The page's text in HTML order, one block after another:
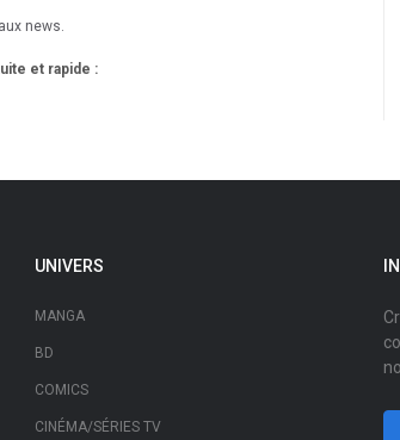
news.
et rapide :
UNIVERS
MANGA
BD
COMICS
CINÉMA/SÉRIES TV